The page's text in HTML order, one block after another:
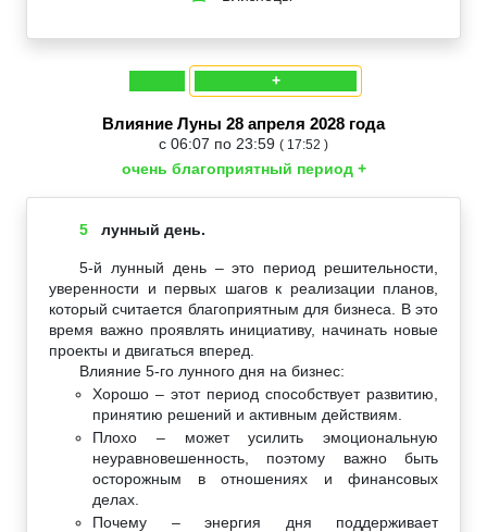
+
Влияние Луны 28 апреля 2028 года
с 06:07 по 23:59 ( 17:52 )
очень благоприятный период +
5 лунный день.
5-й лунный день – это период решительности,
уверенности и первых шагов к реализации планов,
который считается благоприятным для бизнеса. В это
время важно проявлять инициативу, начинать новые
проекты и двигаться вперед.
Влияние 5-го лунного дня на бизнес:
Хорошо – этот период способствует развитию,
принятию решений и активным действиям.
Плохо – может усилить эмоциональную
неуравновешенность, поэтому важно быть
осторожным в отношениях и финансовых
делах.
Почему – энергия дня поддерживает